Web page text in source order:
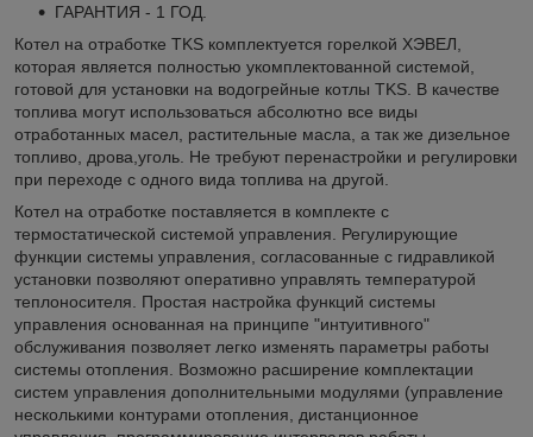
ГАРАНТИЯ - 1 ГОД.
Котел на отработке TKS комплектуется горелкой ХЭВЕЛ,
которая является полностью укомплектованной системой,
готовой для установки на водогрейные котлы TKS. В качестве
топлива могут использоваться абсолютно все виды
отработанных масел, растительные масла, а так же дизельное
топливо, дрова,уголь. Не требуют перенастройки и регулировки
при переходе с одного вида топлива на другой.
Котел на отработке поставляется в комплекте с
термостатической системой управления. Регулирующие
функции системы управления, согласованные с гидравликой
установки позволяют оперативно управлять температурой
теплоносителя. Простая настройка функций системы
управления основанная на принципе "интуитивного"
обслуживания позволяет легко изменять параметры работы
системы отопления. Возможно расширение комплектации
систем управления дополнительными модулями (управление
несколькими контурами отопления, дистанционное